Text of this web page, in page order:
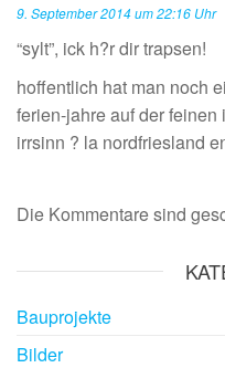
9. September 2014 um 22:16 Uhr
“sylt”, ick h?r dir trapsen!
hoffentlich hat man noch
ferien-jahre auf der
irrsinn ? la nordfriesland
Die Kommentare sind
Bauprojekte
Bilder